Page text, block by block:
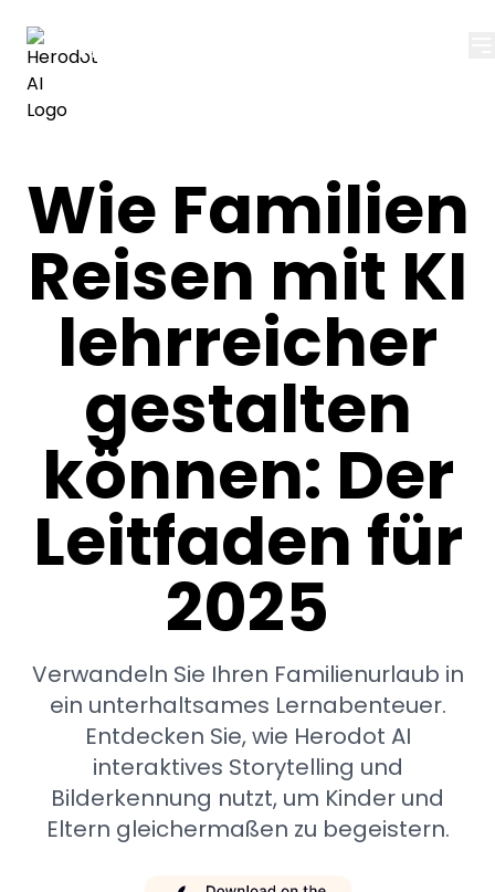
Herodot AI
Wie Familien
Reisen mit KI
lehrreicher
gestalten
können: Der
Leitfaden für
2025
Verwandeln Sie Ihren Familienurlaub in
ein unterhaltsames Lernabenteuer.
Entdecken Sie, wie Herodot AI
interaktives Storytelling und
Bilderkennung nutzt, um Kinder und
Eltern gleichermaßen zu begeistern.